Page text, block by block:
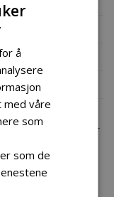
til markedets beste
fra Engros Service. Vi har
fritids segmentet.
å
våre
som
som de